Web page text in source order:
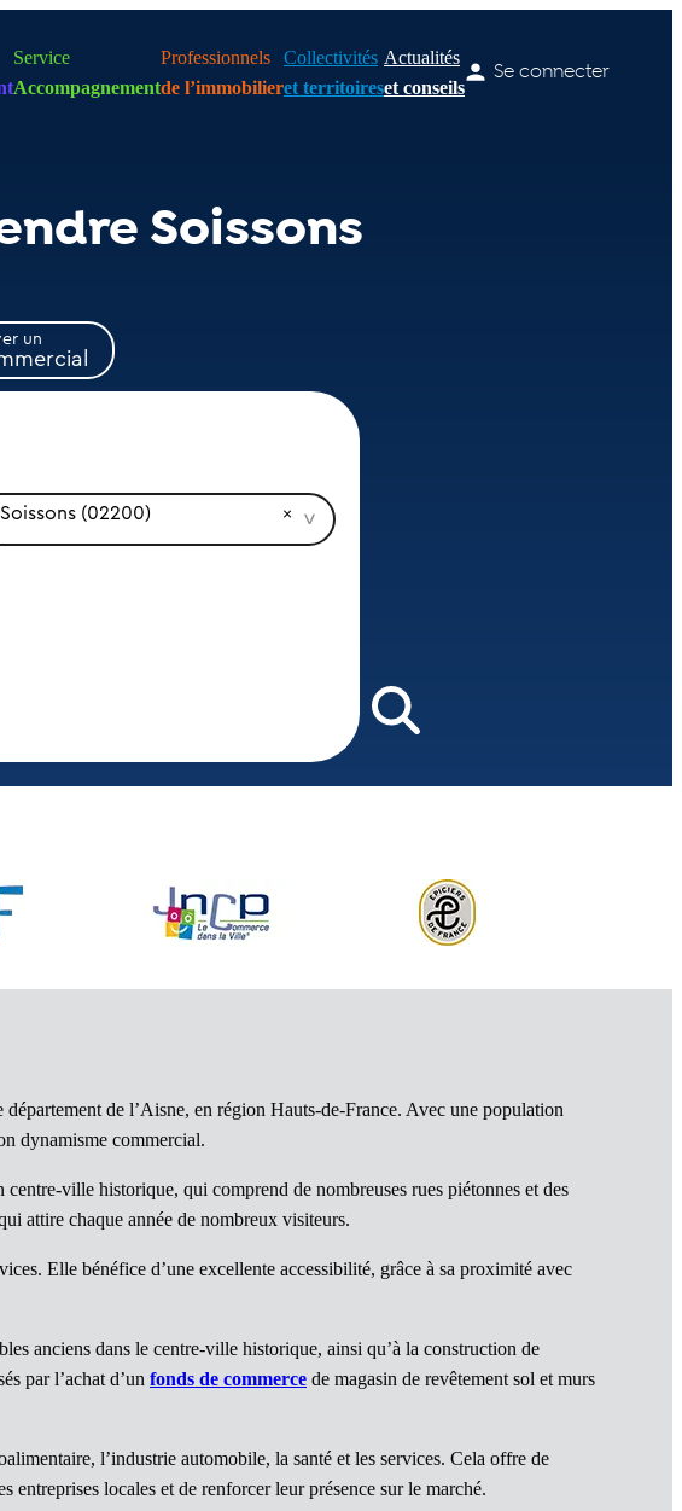
Service
Accompagnement
Professionnels
de l’immobilier
Collectivités
et territoires
Actualités
et conseils
Se connecter
Soissons
un
Soissons (02200)
de l’Aisne, en région Hauts-de-France. Avec une population
dynamisme commercial.
ville historique, qui comprend de nombreuses rues piétonnes et des
attire chaque année de nombreux visiteurs.
Elle bénéfice d’une excellente accessibilité, grâce à sa proximité avec
anciens dans le centre-ville historique, ainsi qu’à la construction de
par l’achat d’un fonds de commerce de magasin de revêtement sol et murs
l’industrie automobile, la santé et les services. Cela offre de
entreprises locales et de renforcer leur présence sur le marché.